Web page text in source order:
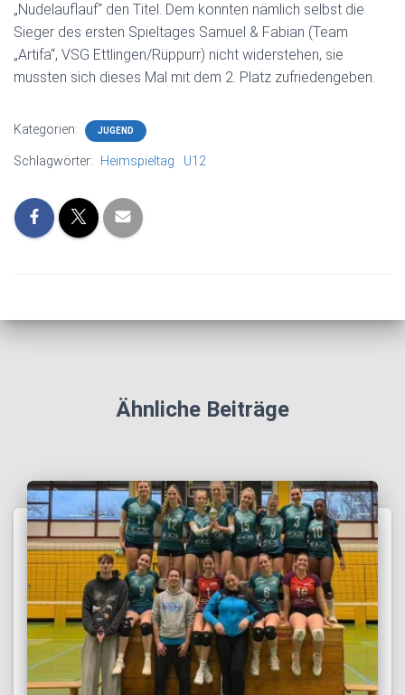
„Nudelauflauf“ den Titel. Dem konnten nämlich selbst die
Sieger des ersten Spieltages Samuel & Fabian (Team
„Artifa“, VSG Ettlingen/Rüppurr) nicht widerstehen, sie
mussten sich dieses Mal mit dem 2. Platz zufriedengeben.
Kategorien: JUGEND
Schlagwörter: Heimspieltag U12
Ähnliche Beiträge